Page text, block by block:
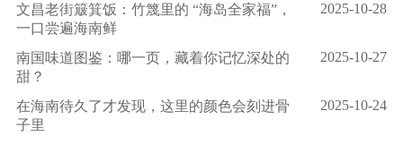
文昌老街簸箕饭：竹篾里的 “海岛全家福”，
一口尝遍海南鲜
2025-10-28
南国味道图鉴：哪一页，藏着你记忆深处的
甜？
2025-10-27
在海南待久了才发现，这里的颜色会刻进骨
子里
2025-10-24